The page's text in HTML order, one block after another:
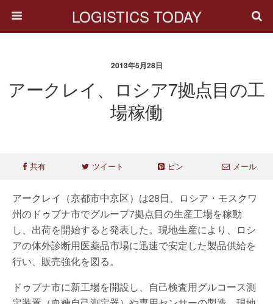
LOGISTICS TODAY
2013年5月28日
アークレイ、ロシア7拠点目の工
場稼働
共有 ツイート ピン メール
アークレイ（京都市中京区）は28日、ロシア・モスクワ
州のドゥブナ市でグループ7拠点目の生産工場を稼動
し、出荷を開始すると発表した。現地生産により、ロシ
アの体外診断用医薬品市場に迅速で安定した製品供給を
行い、販売強化を図る。
ドゥブナ市に新工場を開設し、自己検査用グルコース測